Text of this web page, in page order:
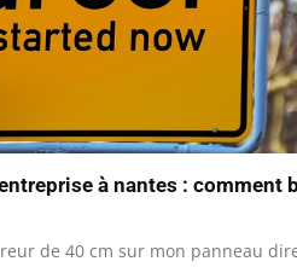
à nantes : comment
de 40 cm sur mon panneau